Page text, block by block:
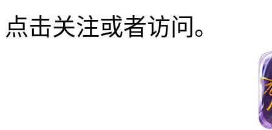
点击关注或者访问。